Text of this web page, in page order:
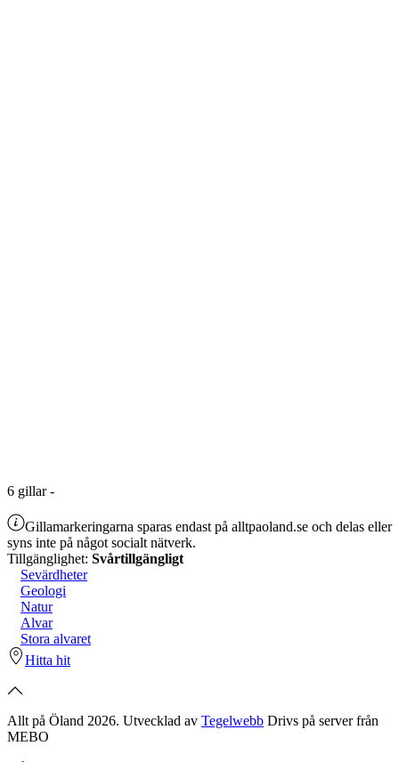
6 gillar-
Gillamarkeringarna sparas endast på alltpaoland.se och delas eller
syns inte på något socialt nätverk.
Tillgänglighet: Svårtillgängligt
Sevärdheter
Geologi
Natur
Alvar
Stora alvaret
Hitta hit
Allt på Öland 2026. Utvecklad av Tegelwebb Drivs på server från
MEBO